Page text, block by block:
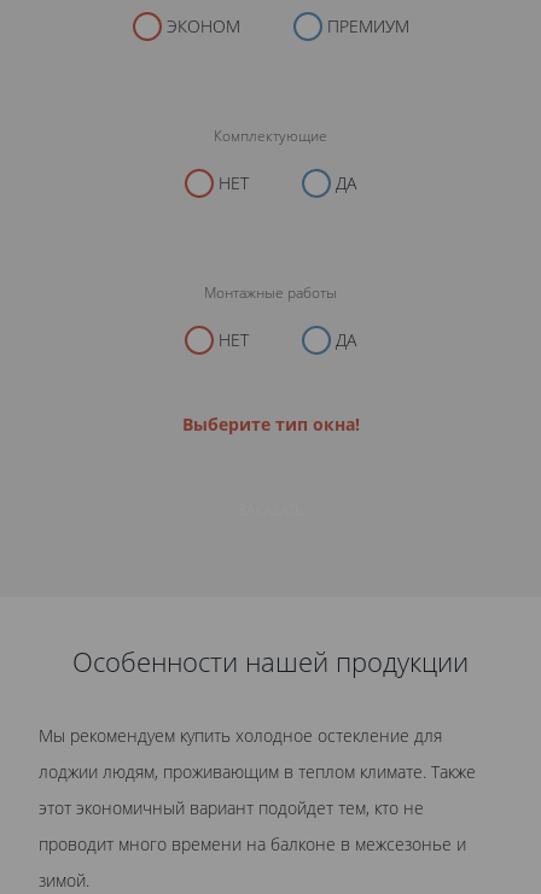
ЭКОНОМ ПРЕМИУМ
Комплектующие
НЕТ ДА
Монтажные работы
НЕТ ДА
Выберите тип окна!
Особенности нашей продукции
Мы рекомендуем купить холодное остекление для
лоджии людям, проживающим в теплом климате. Также
этот экономичный вариант подойдет тем, кто не
проводит много времени на балконе в межсезонье и
зимой.